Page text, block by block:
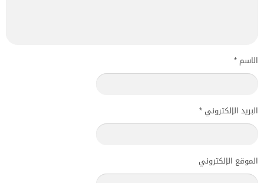
الاسم*
البريد الإلكتروني *
الموقع الإلكتروني